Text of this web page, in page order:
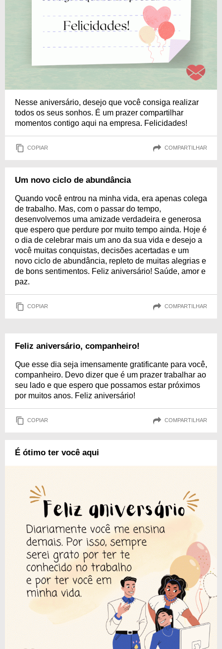
Nesse aniversário, desejo que você consiga realizar
todos os seus sonhos. É um prazer compartilhar
momentos contigo aqui na empresa. Felicidades!
COPIAR COMPARTILHAR
Um novo ciclo de abundância
Quando você entrou na minha vida, era apenas colega
de trabalho. Mas, com o passar do tempo,
desenvolvemos uma amizade verdadeira e generosa
que espero que perdure por muito tempo ainda. Hoje é
o dia de celebrar mais um ano da sua vida e desejo a
você muitas conquistas, decisões acertadas e um
novo ciclo de abundância, repleto de muitas alegrias e
de bons sentimentos. Feliz aniversário! Saúde, amor e
paz.
COPIAR COMPARTILHAR
Feliz aniversário, companheiro!
Que esse dia seja imensamente gratificante para você,
companheiro. Devo dizer que é um prazer trabalhar ao
seu lado e que espero que possamos estar próximos
por muitos anos. Feliz aniversário!
COPIAR COMPARTILHAR
É ótimo ter você aqui